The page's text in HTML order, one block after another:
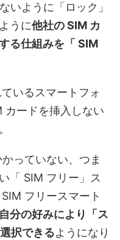
いように「ロック」
うに他社の SIM カ
る仕組みを「 SIM
いるスマートフォ
ードを挿入しない
っていない、つま
「 SIM フリー」ス
フリースマート
自分の好みにより「ス
択できるようになり